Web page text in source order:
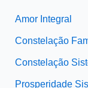
Amor Integral
Constelação
Constelação
Prosperidade